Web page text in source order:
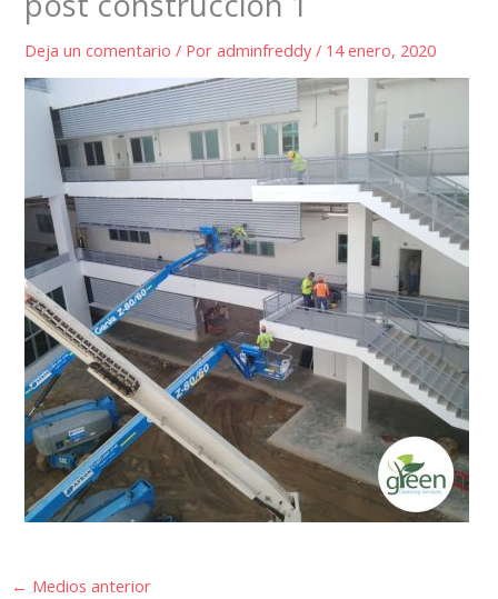
Deja un comentario / Poradminfreddy/ 14 enero, 2020
← Medios anterior